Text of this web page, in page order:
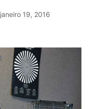
janeiro 19, 2016